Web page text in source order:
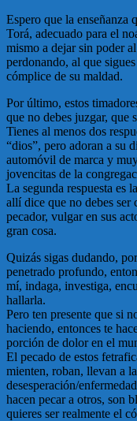
Espero que la enseñanza
Torá, adecuado para el
mismo a dejar sin poder
perdonando, al que
cómplice de su maldad.
Por último, estos
que no debes juzgar, que
Tienes al menos dos
“dios”, pero adoran a su
automóvil de marca y
jovencitas de la
La segunda respuesta es
allí dice que no debes
pecador, vulgar en sus
gran cosa.
Quizás sigas dudando,
penetrado profundo,
mí, indaga, investiga,
hallarla.
Pero ten presente que si
haciendo, entonces te
porción de dolor en el
El pecado de estos
mienten, roban, llevan a
desesperación/
hacen pecar a otros, son
quieres ser realmente el